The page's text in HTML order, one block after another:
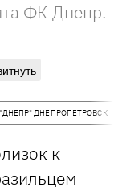
ФК Днепр.
ДНЕПРОПЕТРОВСК
к